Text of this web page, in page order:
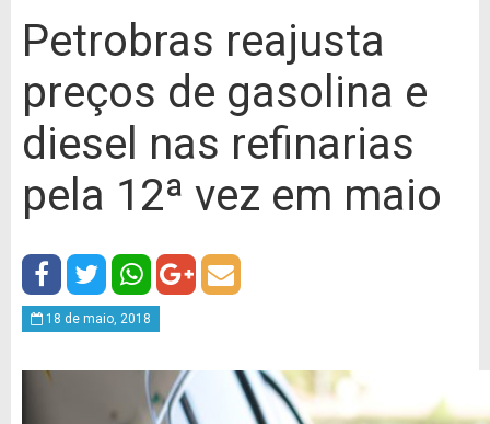
Petrobras reajusta
preços de gasolina e
diesel nas refinarias
pela 12ª vez em maio
18 de maio, 2018